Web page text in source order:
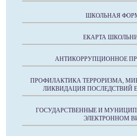
ШКОЛЬНАЯ
ЕКАРТА
АНТИКОРРУПЦИОННОЕ
ПРОФИЛАКТИКА ТЕРРОРИЗМА,
ЛИКВИДАЦИЯ ПОСЛЕДСТВИЙ
ГОСУДАРСТВЕННЫЕ И
ЭЛЕКТРОННОМ